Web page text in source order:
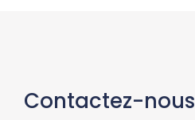
Contactez-nous